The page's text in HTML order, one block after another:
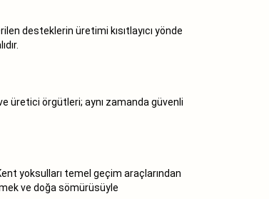
desteklerin üretimi kısıtlayıcı yönde
üretici örgütleri; aynı zamanda güvenli
yoksulları temel geçim araçlarından
ve doğa sömürüsüyle